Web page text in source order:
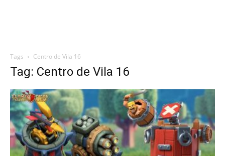
Tags Centro de Vila 16
Tag: Centro de Vila 16